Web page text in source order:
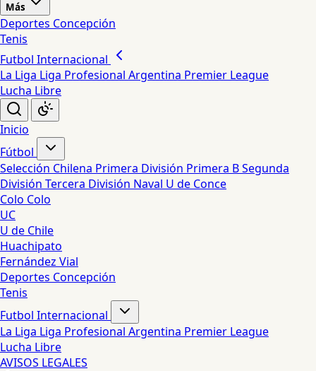
Más
Deportes Concepción
Tenis
Futbol Internacional
La Liga Liga Profesional Argentina Premier League
Lucha Libre
Inicio
Fútbol
Selección Chilena Primera División Primera BSegunda
División Tercera División Naval U de Conce
Colo Colo
UC
U de Chile
Huachipato
Fernández Vial
Deportes Concepción
Tenis
Futbol Internacional
La Liga Liga Profesional Argentina Premier League
Lucha Libre
AVISOS LEGALES